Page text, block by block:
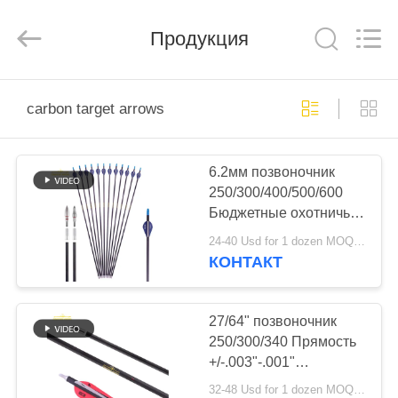
ПРОДУКТЫ
ПУТЕШЕСТВИЕ
ФАБРИКИ
ПРОВЕРКА
Rights
Продукция
carbon target arrows
6.2мм позвоночник
250/300/400/500/600
Бюджетные охотничьи
стрелы.003" Прямая
или более прямая
24-40 Usd for 1 dozen MOQ:Перед использованием убедитесь, что товар находится в хорошем состоянии. Не используйте, если есть к
КОНТАКТ
27/64" позвоночник
250/300/340 Прямость
+/-.003"-.001"
Наибольший диаметр
32-48 Usd for 1 dozen MOQ:Перед использованием убедитесь, что товар находится в хорошем состоянии. Не используйте, если есть к